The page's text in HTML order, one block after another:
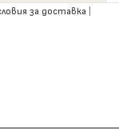
за доставка